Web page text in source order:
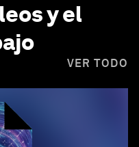
y el
VER TODO